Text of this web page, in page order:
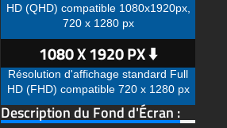
HD (QHD) compatible 1080x1920px,
720 x 1280 px
1080 X 1920 PX ⬇️
Résolution d'affichage standard Full
HD (FHD) compatible 720 x 1280 px
Description du Fond d'Écran :